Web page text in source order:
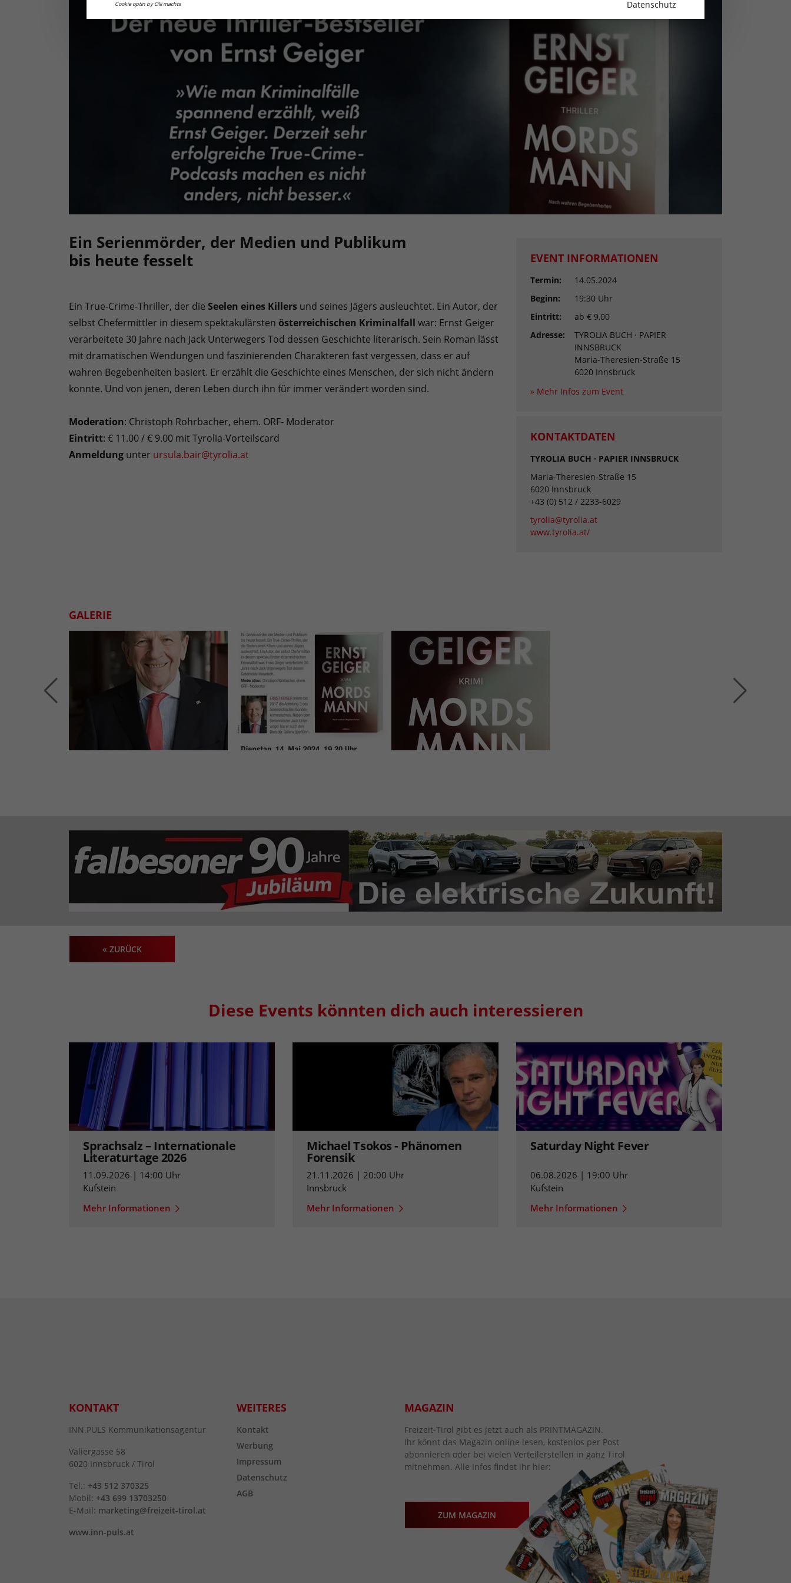
Ein Serienmörder, der Medien und Publikum
bis heute fesselt
Ein True-Crime-Thriller, der die Seelen eines Killers und seines Jägers ausleuchtet. Ein Autor, der
selbst Chefermittler in diesem spektakulärsten österreichischen Kriminalfall war: Ernst Geiger
verarbeitete 30 Jahre nach Jack Unterwegers Tod dessen Geschichte literarisch. Sein Roman lässt
mit dramatischen Wendungen und faszinierenden Charakteren fast vergessen, dass er auf
wahren Begebenheiten basiert. Er erzählt die Geschichte eines Menschen, der sich nicht ändern
konnte. Und von jenen, deren Leben durch ihn für immer verändert worden sind.
Moderation: Christoph Rohrbacher, ehem. ORF- Moderator
Eintritt: € 11.00 / € 9.00 mit Tyrolia-Vorteilscard
Anmeldung unter ursula.bair@tyrolia.at
EVENT INFORMATIONEN
Termin:
14.05.2024
Beginn:
19:30 Uhr
Eintritt:
ab € 9,00
Adresse:
TYROLIA BUCH · PAPIER
INNSBRUCK
Maria-Theresien-Straße 15
6020 Innsbruck
» Mehr Infos zum Event
KONTAKTDATEN
TYROLIA BUCH · PAPIER INNSBRUCK
Maria-Theresien-Straße 15
6020 Innsbruck
+43 (0) 512 / 2233-6029
tyrolia@tyrolia.at
www.tyrolia.at/
GALERIE
« ZURÜCK
Diese Events könnten dich auch interessieren
Sprachsalz – Internationale
Literaturtage 2026
11.09.2026 | 14:00 Uhr
Kufstein
Mehr Informationen
Michael Tsokos - Phänomen
Forensik
21.11.2026 | 20:00 Uhr
Innsbruck
Mehr Informationen
Saturday Night Fever
06.08.2026 | 19:00 Uhr
Kufstein
Mehr Informationen
KONTAKT
INN.PULS Kommunikationsagentur
Valiergasse 58
6020 Innsbruck / Tirol
Tel.: +43 512 370325
Mobil: +43 699 13703250
E-Mail: marketing@freizeit-tirol.at
www.inn-puls.at
WEITERES
Kontakt
Werbung
Impressum
Datenschutz
AGB
MAGAZIN
Freizeit-Tirol gibt es jetzt auch als PRINTMAGAZIN.
Ihr könnt das Magazin online lesen, kostenlos per Post
abonnieren oder bei vielen Verteilerstellen in ganz Tirol
mitnehmen. Alle Infos findet ihr hier:
ZUM MAGAZIN
Cookie optin by Olli machts Datenschutz